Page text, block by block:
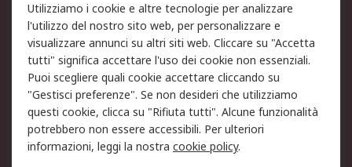
Informativa Cookie
Informativa Privacy -
Aggiornata
Email Security
Termini d'uso
Condizioni di vendita
Condizioni generali di
servizio
Etica e responsabilità
Chi Siamo
Utilizziamo i cookie e altre tecnologie per analizzare
l'utilizzo del nostro sito web, per personalizzare e
visualizzare annunci su altri siti web. Cliccare su "Accetta
tutti" significa accettare l'uso dei cookie non essenziali.
Puoi scegliere quali cookie accettare cliccando su
"Gestisci preferenze". Se non desideri che utilizziamo
questi cookie, clicca su "Rifiuta tutti". Alcune funzionalità
potrebbero non essere accessibili. Per ulteriori
informazioni, leggi la nostra cookie policy.